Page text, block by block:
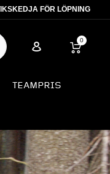
FÖR LÖPNING
0
TEAMPRIS